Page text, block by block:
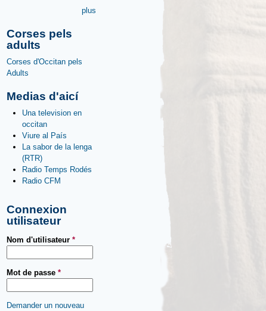
plus
Corses pels
adults
Corses d'Occitan pels
Adults
Medias d'aicí
Una television en
occitan
Viure al País
La sabor de la lenga
(RTR)
Radio Temps Rodés
Radio CFM
Connexion
utilisateur
Nom d'utilisateur *
Mot de passe *
Demander un nouveau